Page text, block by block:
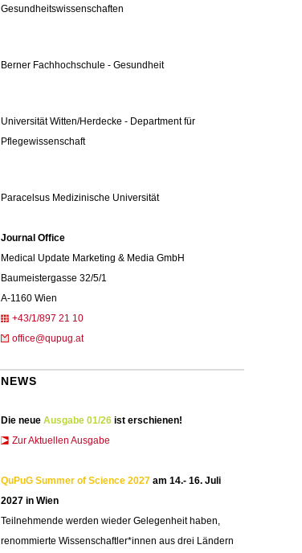
Gesundheitswissenschaften
Berner Fachhochschule - Gesundheit
Universität Witten/Herdecke - Department für
Pflegewissenschaft
Paracelsus Medizinische Universität
Journal Office
Medical Update Marketing & Media GmbH
Baumeistergasse 32/5/1
A-1160 Wien
+43/1/897 21 10
office@qupug.at
NEWS
Die neue Ausgabe 01/26 ist erschienen!
Zur Aktuellen Ausgabe
QuPuG Summer of Science 2027 am 14.- 16. Juli
2027 in Wien
Teilnehmende werden wieder Gelegenheit haben,
renommierte Wissenschaftler*innen aus drei Ländern